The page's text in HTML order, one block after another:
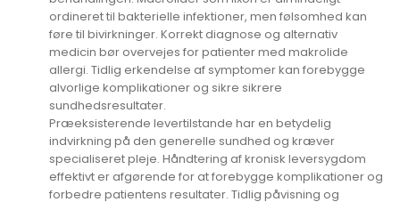
ordineret til bakterielle infektioner, men følsomhed kan
føre til bivirkninger. Korrekt diagnose og alternativ
medicin bør overvejes for patienter med makrolide
allergi. Tidlig erkendelse af symptomer kan forebygge
alvorlige komplikationer og sikre sikrere
sundhedsresultater.
Præeksisterende levertilstande har en betydelig
indvirkning på den generelle sundhed og kræver
specialiseret pleje. Håndtering af kronisk leversygdom
effektivt er afgørende for at forebygge komplikationer og
forbedre patientens resultater. Tidlig påvisning og